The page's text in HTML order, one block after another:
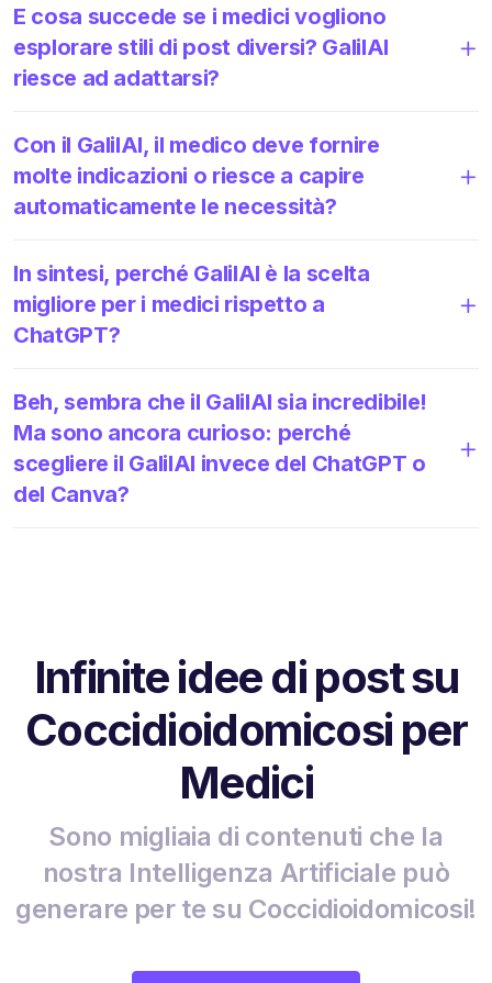
E cosa succede se i medici vogliono
esplorare stili di post diversi? GalilAI
riesce ad adattarsi?
Con il GalilAI, il medico deve fornire
molte indicazioni o riesce a capire
automaticamente le necessità?
In sintesi, perché GalilAI è la scelta
migliore per i medici rispetto a
ChatGPT?
Beh, sembra che il GalilAI sia incredibile!
Ma sono ancora curioso: perché
scegliere il GalilAI invece del ChatGPT o
del Canva?
Infinite idee di post su
Coccidioidomicosi per
Medici
Sono migliaia di contenuti che la
nostra Intelligenza Artificiale può
generare per te su Coccidioidomicosi!